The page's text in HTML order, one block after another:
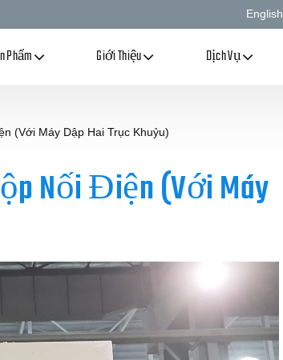
English
Phẩm Giới Thiệu Dịch Vụ
(Với Máy Dập Hai Trục Khuỷu)
Nối Điện (Với Máy